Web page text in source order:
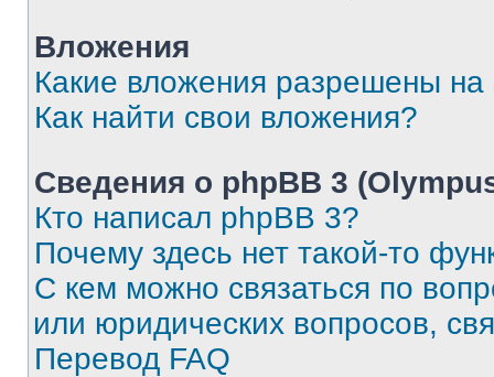
Вложения
Какие вложения разрешены
Как найти свои вложения?
Сведения о phpBB 3
Кто написал phpBB 3?
Почему здесь нет такой-то
С кем можно связаться по
или юридических вопросов,
Перевод FAQ